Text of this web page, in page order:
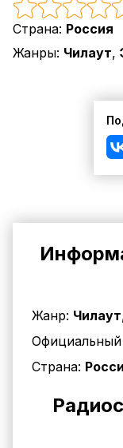
Страна: Россия
Жанры: Чилаут,
Жанр: Чилаут
Официальный
Страна: